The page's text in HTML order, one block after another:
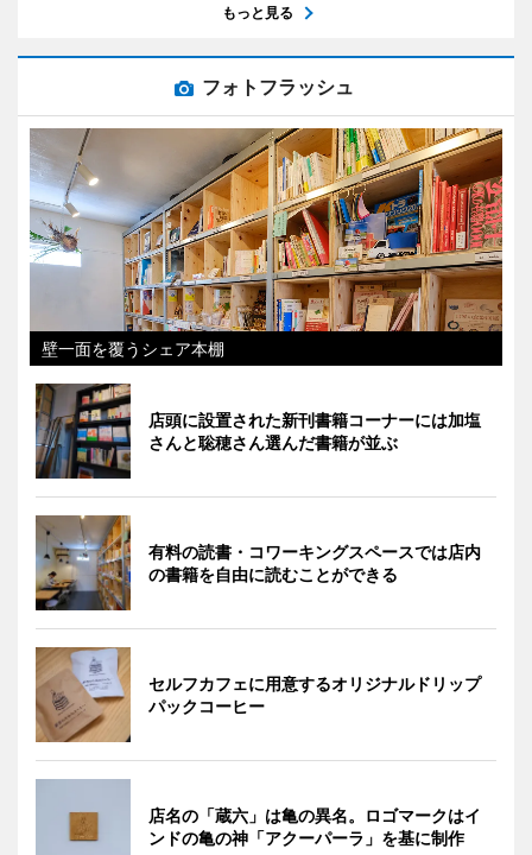
もっと見る
フォトフラッシュ
壁一面を覆うシェア本棚
店頭に設置された新刊書籍コーナーには加塩
さんと聡穂さん選んだ書籍が並ぶ
有料の読書・コワーキングスペースでは店内
の書籍を自由に読むことができる
セルフカフェに用意するオリジナルドリップ
パックコーヒー
店名の「蔵六」は亀の異名。ロゴマークはイ
ンドの亀の神「アクーパーラ」を基に制作